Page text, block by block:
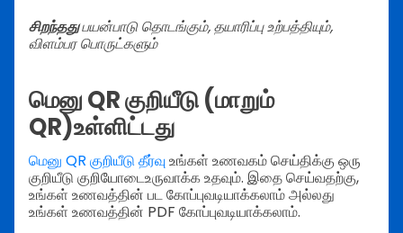
சிறந்ததுபயன்பாடு தொடங்கும், தயாரிப்பு உற்பத்தியும்,
விளம்பர பொருட்களும்
மெனு QR குறியீடு (மாறும்
QR)உள்ளிட்டது
மெனு QR குறியீடு தீர்வுஉங்கள் உணவகம் செய்திக்கு ஒரு
குறியீடு குறியோடைஉருவாக்க உதவும். இதை செய்வதற்கு,
உங்கள் உணவத்தின் பட கோப்புவடியாக்கலாம் அல்லது
உங்கள் உணவத்தின் PDF கோப்புவடியாக்கலாம்.